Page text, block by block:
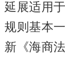
延展适用
规则基本
新《海商